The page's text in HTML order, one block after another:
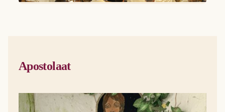
Apostolaat